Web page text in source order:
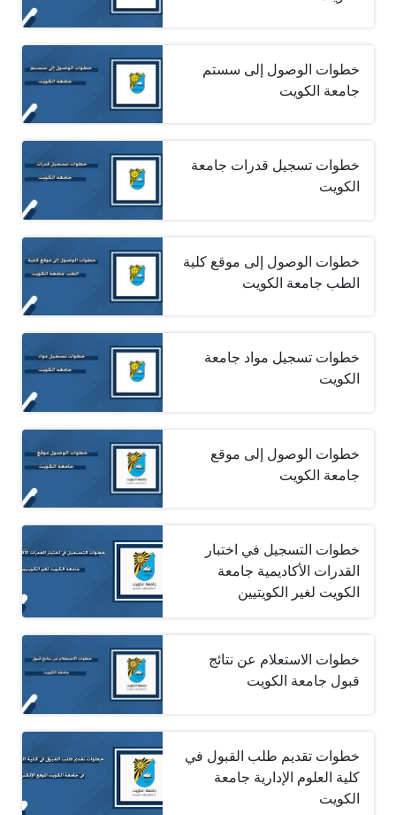
خطوات الوصول إلى سستم
جامعة الكويت
خطوات تسجيل قدرات جامعة
الكويت
خطوات الوصول إلى موقع كلية
الطب جامعة الكويت
خطوات تسجيل مواد جامعة
الكويت
خطوات الوصول إلى موقع
جامعة الكويت
خطوات التسجيل في اختبار
القدرات الأكاديمية جامعة
الكويت لغير الكويتيين
خطوات الاستعلام عن نتائج
قبول جامعة الكويت
خطوات تقديم طلب القبول في
كلية العلوم الإدارية جامعة
الكويت